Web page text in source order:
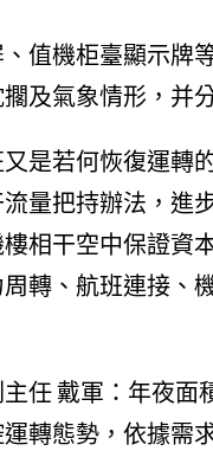
值機柜臺顯示牌
及氣象情形，并
是若何恢復運轉
量把持辦法，進
相干空中保證資
轉、航班連接、
任 戴軍：年夜
轉態勢，依據需